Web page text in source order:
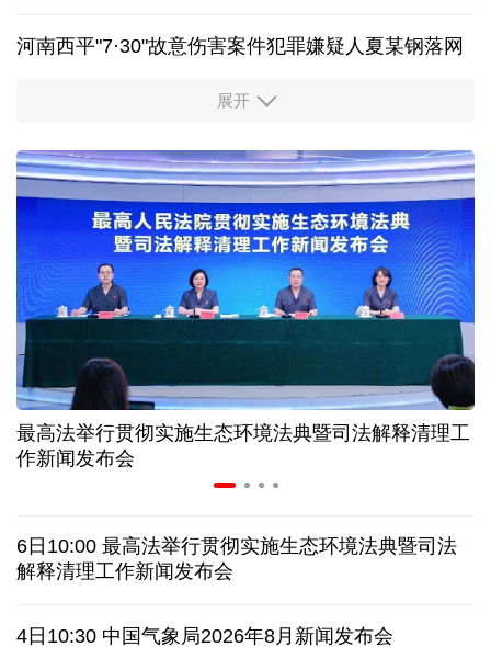
河南西平"7·30"故意伤害案件犯罪嫌疑人夏某钢落网
服务实体经济 财政金融打出“组合拳”
美媒:多场景低成本应用 中国让AI变得更具实用价值
上半年机械工业规上企业实现营业收入同比增长
6.5%
“零关税”实施100天 见证中非合作新气象
高温下用电负荷创新高 解码今夏的清凉底气
活力中国调研行丨弯道超车 如何“皖”美提速
伊朗：与阿曼“接近”达成协议但并不意味重开海峡
展开
最高法举行贯彻实施生态环境法典暨司法解释清理工
作新闻发布会
6日10:00 最高法举行贯彻实施生态环境法典暨司法
解释清理工作新闻发布会
4日10:30 中国气象局2026年8月新闻发布会